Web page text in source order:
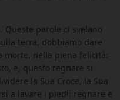
Queste parole ci svelano
terra, dobbiamo dare
nella piena felicità:
e, questo regnare si
la Sua Croce, la Sua
a lavare i piedi: regnare è